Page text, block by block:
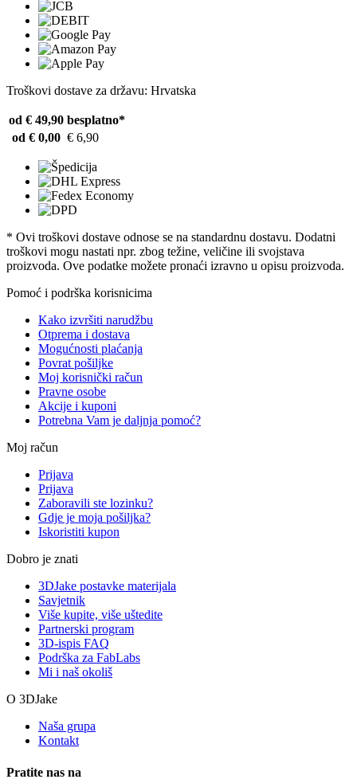
Troškovi dostave za državu: Hrvatska
od € 49,90 besplatno*
od € 0,00 € 6,90
* Ovi troškovi dostave odnose se na standardnu ​​dostavu. Dodatni
troškovi mogu nastati npr. zbog težine, veličine ili svojstava
proizvoda. Ove podatke možete pronaći izravno u opisu proizvoda.
Pomoć i podrška korisnicima
Kako izvršiti narudžbu
Otprema i dostava
Mogućnosti plaćanja
Povrat pošiljke
Moj korisnički račun
Pravne osobe
Akcije i kuponi
Potrebna Vam je daljnja pomoć?
Moj račun
Prijava
Prijava
Zaboravili ste lozinku?
Gdje je moja pošiljka?
Iskoristiti kupon
Dobro je znati
3DJake postavke materijala
Savjetnik
Više kupite, više uštedite
Partnerski program
3D-ispis FAQ
Podrška za FabLabs
Mi i naš okoliš
O 3DJake
Naša grupa
Kontakt
Pratite nas na